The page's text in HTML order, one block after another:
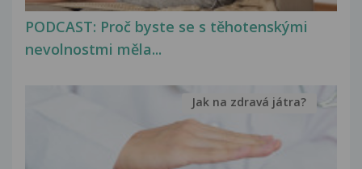
PODCAST: Proč byste se s těhotenskými
nevolnostmi měla...
Jak na zdravá játra?